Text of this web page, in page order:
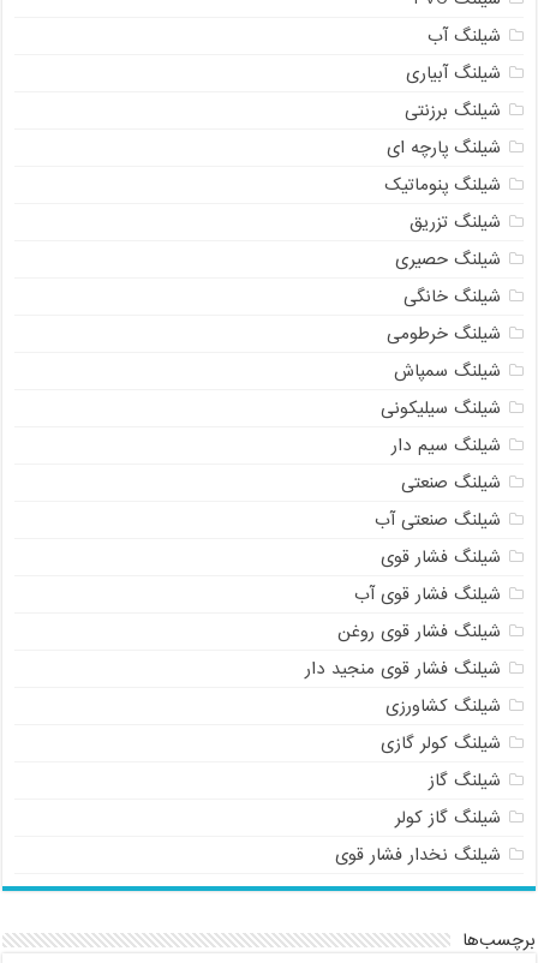
شیلنگ آب
شیلنگ آبیاری
شیلنگ برزنتی
شیلنگ پارچه ای
شیلنگ پنوماتیک
شیلنگ تزریق
شیلنگ حصیری
شیلنگ خانگی
شیلنگ خرطومی
شیلنگ سمپاش
شیلنگ سیلیکونی
شیلنگ سیم دار
شیلنگ صنعتی
شیلنگ صنعتی آب
شیلنگ فشار قوی
شیلنگ فشار قوی آب
شیلنگ فشار قوی روغن
شیلنگ فشار قوی منجید دار
شیلنگ کشاورزی
شیلنگ کولر گازی
شیلنگ گاز
شیلنگ گاز کولر
شیلنگ نخدار فشار قوی
برچسب‌ها